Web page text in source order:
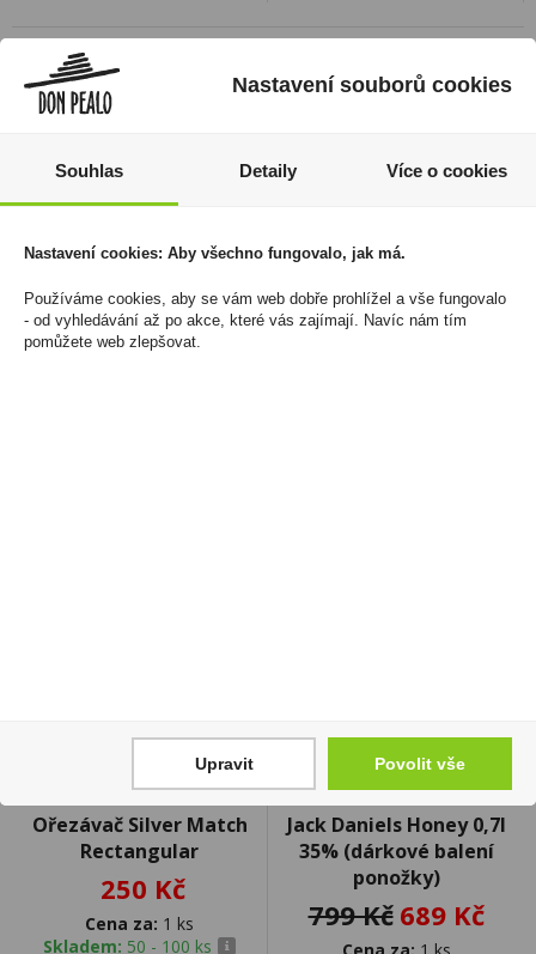
Zapalovač PROF Turbo
Transparent Color
Peprmint 0,2l 19%
Ořezávač Silver Match
Rectangular
250 Kč
Cena za: 1 ks
Skladem: 50 - 100 ks
Jack Daniels Honey 0,7l
35% (dárkové balení
ponožky)
799 Kč 689 Kč
Nastavení souborů cookies
Souhlas Detaily Více o cookies
Nastavení cookies: Aby všechno fungovalo, jak má.
Používáme cookies, aby se vám web dobře prohlížel a vše fungovalo
- od vyhledávání až po akce, které vás zajímají. Navíc nám tím
pomůžete web zlepšovat.
Upravit Povolit vše